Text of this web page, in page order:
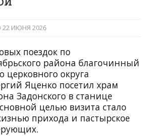
ИЮНЯ 2026
поездок по
района благочинный
церковного округа
Яценко посетил храм
Задонского в станице
целью визита стало
прихода и пастырское